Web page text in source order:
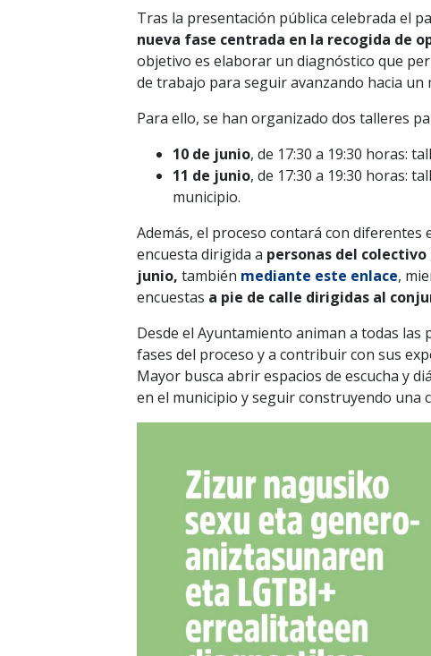
Tras la presentación pública celebrada el
nueva fase centrada en la recogida de
objetivo es elaborar un diagnóstico que
de trabajo para seguir avanzando hacia
Para ello, se han organizado dos talleres
10 de junio, de 17:30 a 19:30 horas:
11 de junio, de 17:30 a 19:30 horas:
municipio.
Además, el proceso contará con
encuesta dirigida a personas del colectivo
junio, también mediante este enlace,
encuestas a pie de calle dirigidas al
Desde el Ayuntamiento animan a todas
fases del proceso y a contribuir con sus
Mayor busca abrir espacios de escucha y
en el municipio y seguir construyendo una